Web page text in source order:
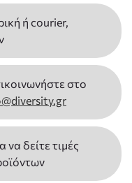
ή courier,
στο
να δείτε τιμές